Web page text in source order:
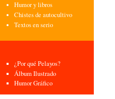
Humor y libros
Chistes de autocultivo
Textos en serio
¿Por qué Pelayos?
Álbum Ilustrado
Humor Gráfico